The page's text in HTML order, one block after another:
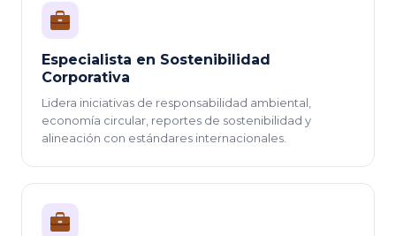
Especialista en Sostenibilidad
Corporativa
Lidera iniciativas de responsabilidad ambiental,
economía circular, reportes de sostenibilidad y
alineación con estándares internacionales.